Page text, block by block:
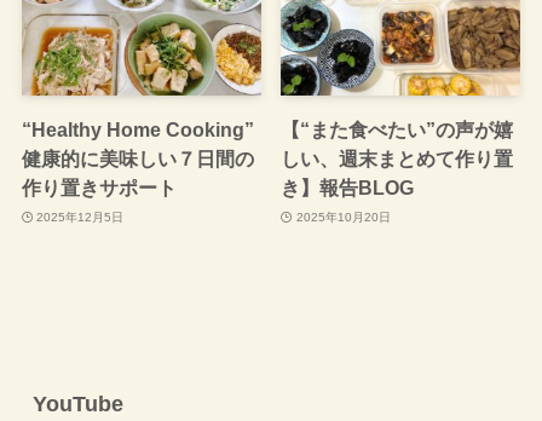
“Healthy Home Cooking”
健康的に美味しい７日間の
作り置きサポート
2025年12月5日
【“また食べたい”の声が嬉
しい、週末まとめて作り置
き】報告BLOG
2025年10月20日
YouTube